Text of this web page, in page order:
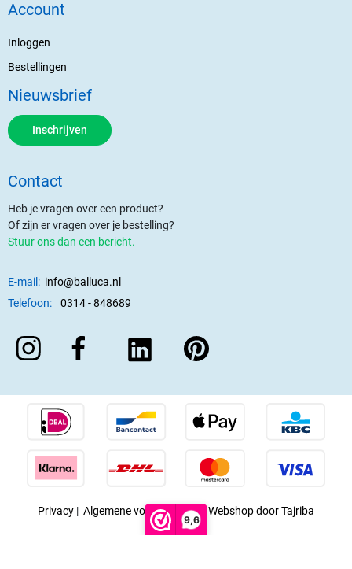
9,6
Account
Inloggen
Bestellingen
Nieuwsbrief
Inschrijven
Contact
Heb je vragen over een product?
Of zijn er vragen over je bestelling?
Stuur ons dan een bericht.
E-mail: info@balluca.nl
Telefoon:
0314 - 848689
Privacy | Algemene voorwaarden|Webshop door Tajriba